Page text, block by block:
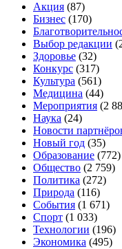
Акция (87)
Бизнес (170)
Выбор редакции
Здоровье (32)
Конкурс (317)
Культура (561)
Медицина (44)
Мероприятия (2
Наука (24)
Новости
Новый год (35)
Образование (772)
Общество (2 759)
Политика (272)
Природа (116)
События (1 671)
Спорт (1 033)
Технологии (196)
Экономика (495)